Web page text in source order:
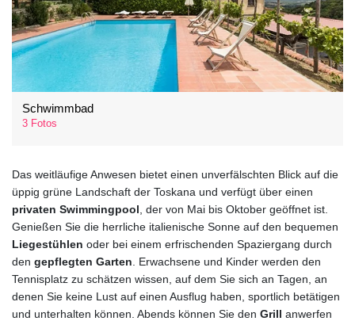
Schwimmbad
3 Fotos
Das weitläufige Anwesen bietet einen unverfälschten Blick auf die
üppig grüne Landschaft der Toskana und verfügt über einen
privaten Swimmingpool , der von Mai bis Oktober geöffnet ist.
Genießen Sie die herrliche italienische Sonne auf den bequemen
Liegestühlen oder bei einem erfrischenden Spaziergang durch
den gepflegten Garten . Erwachsene und Kinder werden den
Tennisplatz zu schätzen wissen, auf dem Sie sich an Tagen, an
denen Sie keine Lust auf einen Ausflug haben, sportlich betätigen
und unterhalten können. Abends können Sie den Grill anwerfen